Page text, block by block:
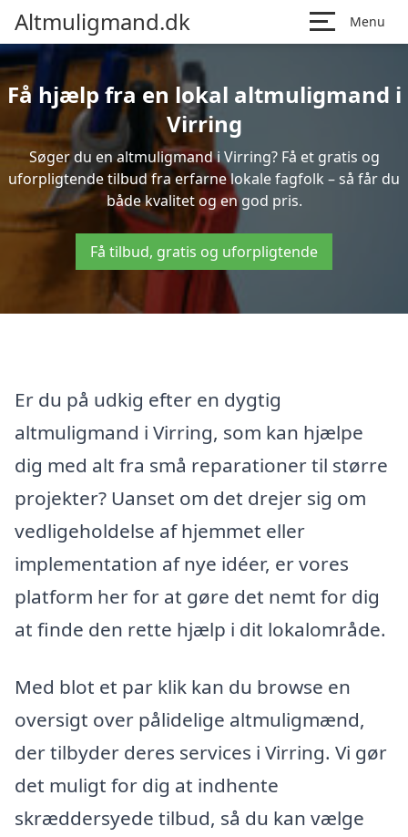
Altmuligmand.dk Menu
Få hjælp fra en lokal altmuligmand i
Virring
Søger du en altmuligmand i Virring? Få et gratis og
uforpligtende tilbud fra erfarne lokale fagfolk – så får du
både kvalitet og en god pris.
Få tilbud, gratis og uforpligtende
Er du på udkig efter en dygtig
altmuligmand i Virring, som kan hjælpe
dig med alt fra små reparationer til større
projekter? Uanset om det drejer sig om
vedligeholdelse af hjemmet eller
implementation af nye idéer, er vores
platform her for at gøre det nemt for dig
at finde den rette hjælp i dit lokalområde.
Med blot et par klik kan du browse en
oversigt over pålidelige altmuligmænd,
der tilbyder deres services i Virring. Vi gør
det muligt for dig at indhente
skræddersyede tilbud, så du kan vælge